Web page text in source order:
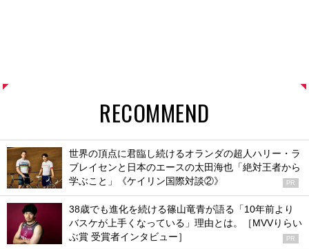
RECOMMEND
世界の頂点に君臨し続けるオランダの超人ハリー・ラ
ブレイセンと日本のエースの太田海也「絶対王者から
学ぶこと」《ケイリン国際対談②》
PR
38歳でも進化を続ける篠山竜青が語る「10年前より
バスケが上手くなっている」理由とは。［MVVりらい
ぶ賞 受賞者インタビュー］
PR